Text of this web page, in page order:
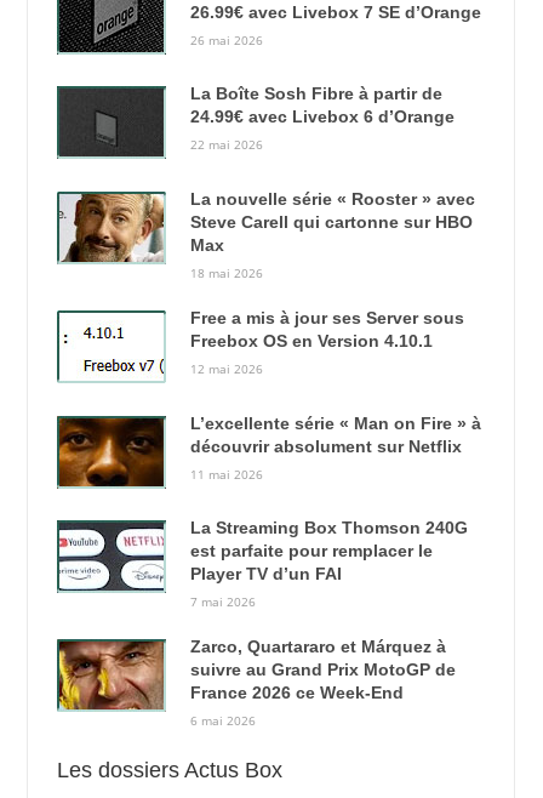
26.99€ avec Livebox 7 SE d’Orange
26 mai 2026
La Boîte Sosh Fibre à partir de
24.99€ avec Livebox 6 d’Orange
22 mai 2026
La nouvelle série « Rooster » avec
Steve Carell qui cartonne sur HBO
Max
18 mai 2026
Free a mis à jour ses Server sous
Freebox OS en Version 4.10.1
12 mai 2026
L’excellente série « Man on Fire » à
découvrir absolument sur Netflix
11 mai 2026
La Streaming Box Thomson 240G
est parfaite pour remplacer le
Player TV d’un FAI
7 mai 2026
Zarco, Quartararo et Márquez à
suivre au Grand Prix MotoGP de
France 2026 ce Week-End
6 mai 2026
Les dossiers Actus Box